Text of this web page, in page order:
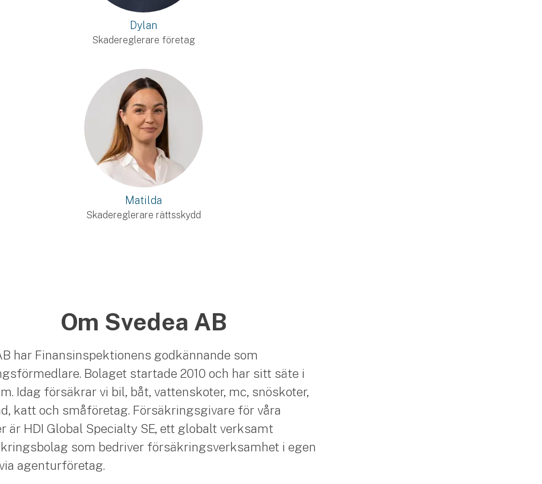
Dylan
Skadereglerare företag
Matilda
Skadereglerare rättsskydd
Om Svedea AB
har Finansinspektionens godkännande som
Bolaget startade 2010 och har sitt säte i
Idag försäkrar vi bil, båt, vattenskoter, mc, snöskoter,
katt och småföretag. Försäkringsgivare för våra
är HDI Global Specialty SE, ett globalt verksamt
som bedriver försäkringsverksamhet i egen
agenturföretag.